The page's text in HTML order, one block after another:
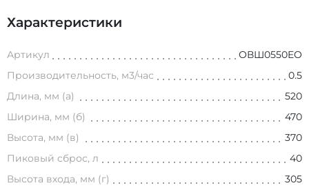
Характеристики
Артикул
ОВШ0550EO
Производительность, м3/час
0.5
Длина, мм (а)
520
Ширина, мм (б)
470
Высота, мм (в)
370
Пиковый сброс, л
40
Высота входа, мм (г)
305